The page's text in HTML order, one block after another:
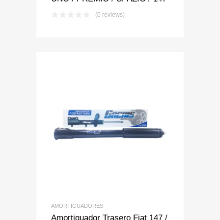
(0 reviews)
Add to Wishlist
Add to Compare
AMORTIGUADORES
Amortiguador Trasero Fiat 147 /